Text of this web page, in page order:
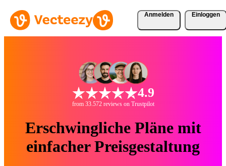
Anmelden Einloggen
4.9
from 33.572 reviews on Trustpilot
Erschwingliche Pläne mit
einfacher Preisgestaltung